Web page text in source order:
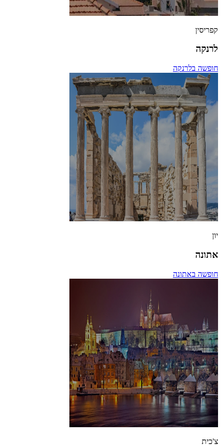
קפריסין
לרנקה
חופשה בלרנקה
יון
אתונה
חופשה באתונה
צ'כית